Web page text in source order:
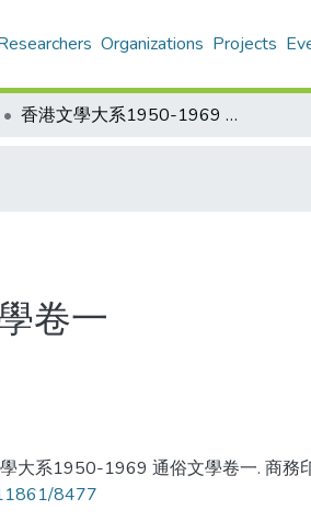
Organizations Projects
香港文學大系1950-1969 通俗文學卷一
卷一
大系1950-1969 通俗文學卷一. 商務
8477